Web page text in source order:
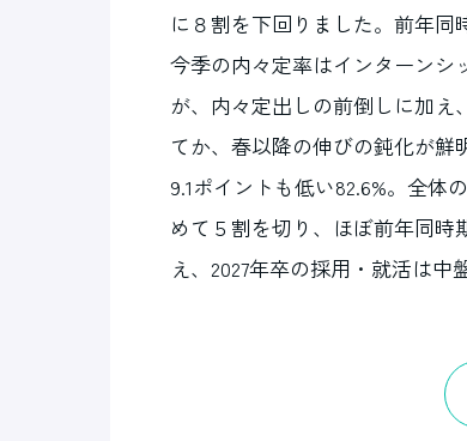
に８割を下回りました。前年同
今季の内々定率はインターンシ
が、内々定出しの前倒しに加え
てか、春以降の伸びの鈍化が鮮
9.1ポイントも低い82.6%。全
めて５割を切り、ほぼ前年同
え、2027年卒の採用・就活は中